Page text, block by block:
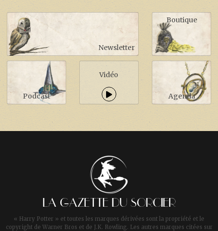
Newsletter
Boutique
Podcast
Vidéo
Agenda
LA GAZETTE DU SORCIER
« Harry Potter » et toutes les marques dérivées sont la propriété et le
copyright de Warner Bros et de J.K. Rowling. Les autres marques citées sur